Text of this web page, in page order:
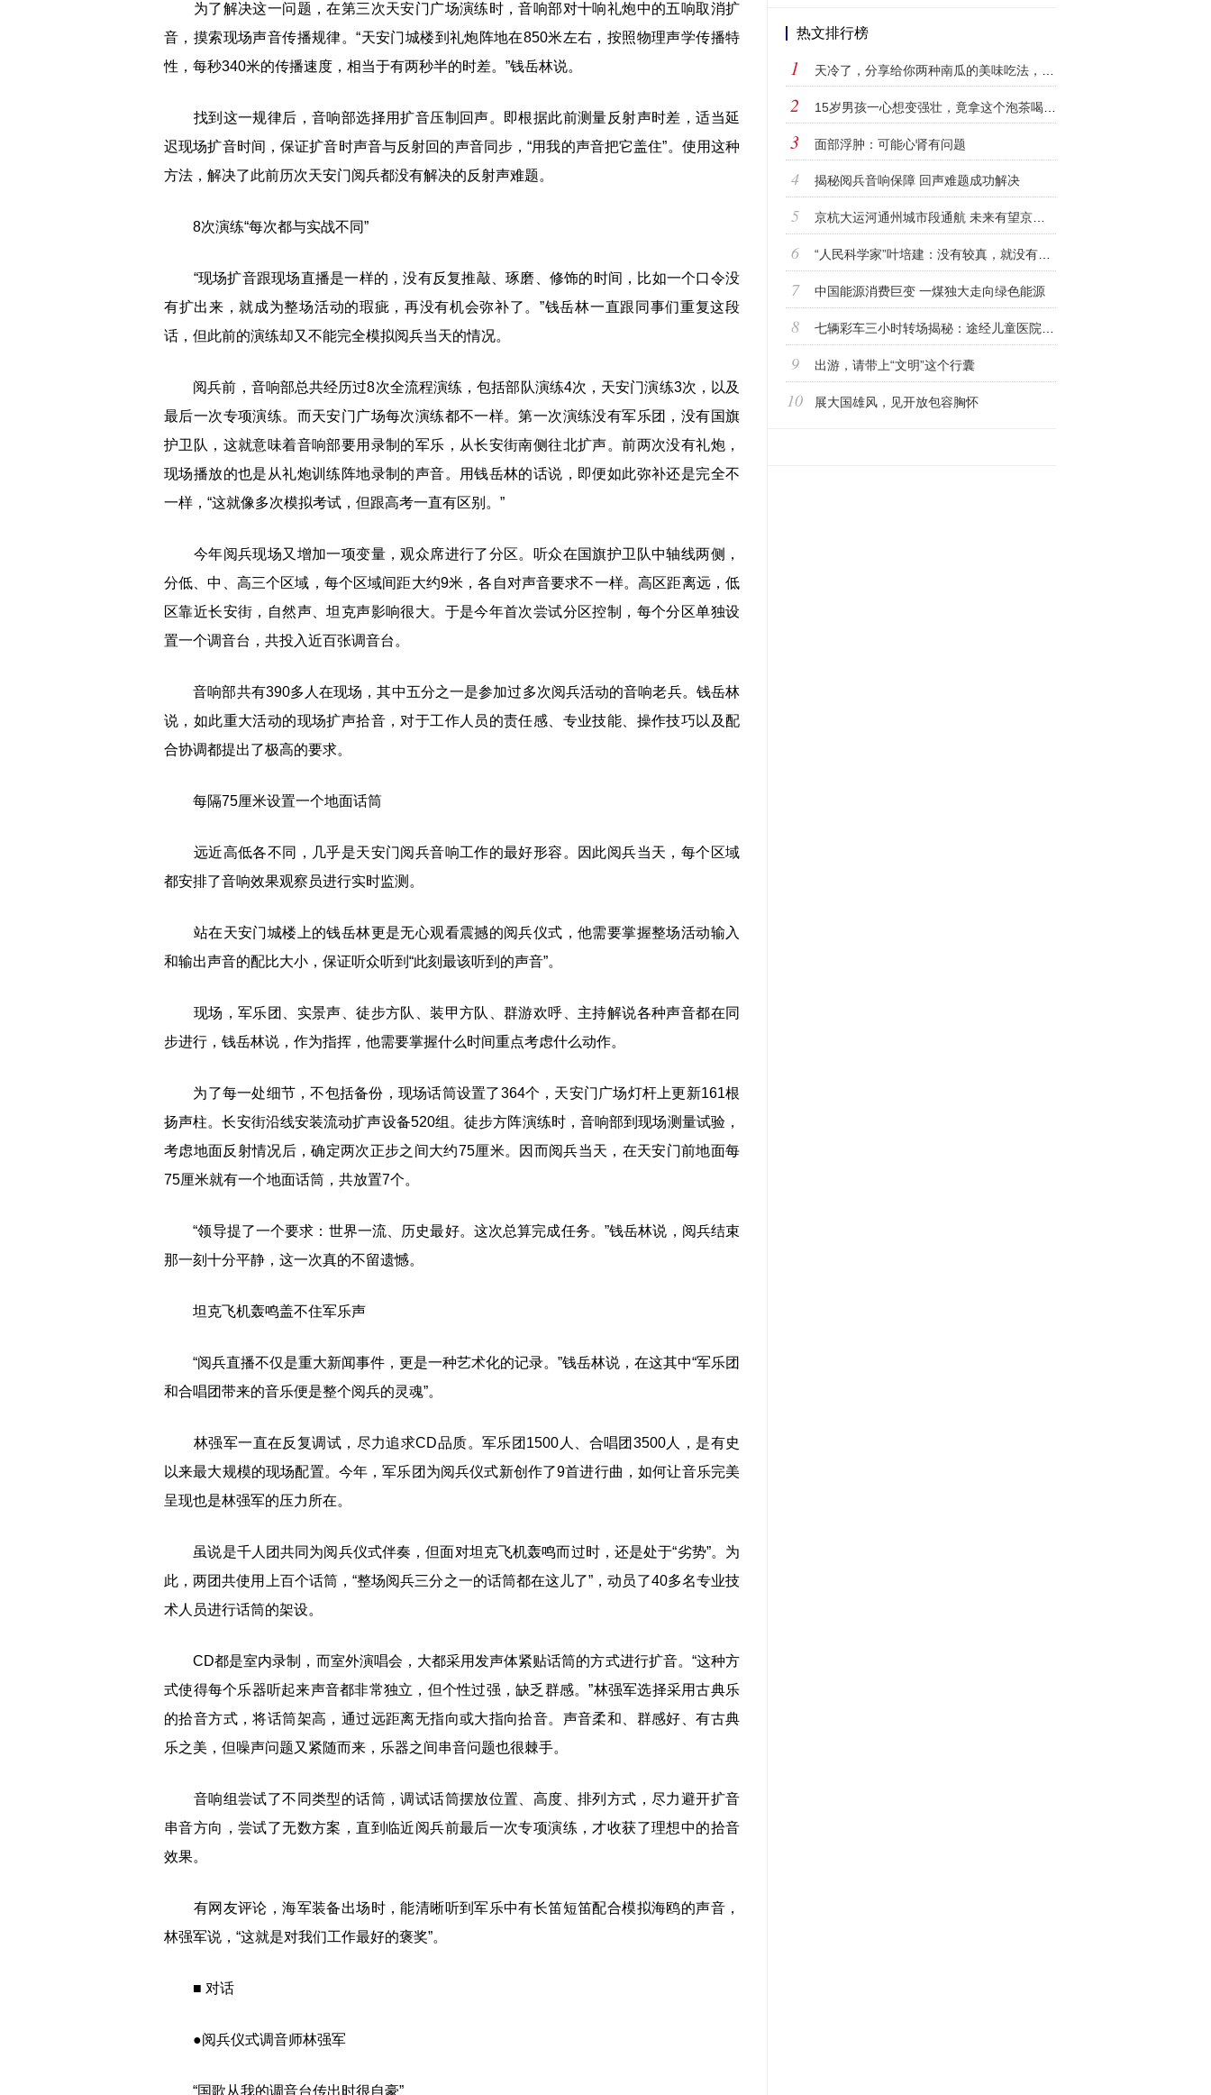
为了解决这一问题，在第三次天安门广场演练时，音响部对十响礼炮中的五响取消扩
音，摸索现场声音传播规律。“天安门城楼到礼炮阵地在850米左右，按照物理声学传播特
性，每秒340米的传播速度，相当于有两秒半的时差。”钱岳林说。
找到这一规律后，音响部选择用扩音压制回声。即根据此前测量反射声时差，适当延
迟现场扩音时间，保证扩音时声音与反射回的声音同步，“用我的声音把它盖住”。使用这种
方法，解决了此前历次天安门阅兵都没有解决的反射声难题。
8次演练“每次都与实战不同”
“现场扩音跟现场直播是一样的，没有反复推敲、琢磨、修饰的时间，比如一个口令没
有扩出来，就成为整场活动的瑕疵，再没有机会弥补了。”钱岳林一直跟同事们重复这段
话，但此前的演练却又不能完全模拟阅兵当天的情况。
阅兵前，音响部总共经历过8次全流程演练，包括部队演练4次，天安门演练3次，以及
最后一次专项演练。而天安门广场每次演练都不一样。第一次演练没有军乐团，没有国旗
护卫队，这就意味着音响部要用录制的军乐，从长安街南侧往北扩声。前两次没有礼炮，
现场播放的也是从礼炮训练阵地录制的声音。用钱岳林的话说，即便如此弥补还是完全不
一样，“这就像多次模拟考试，但跟高考一直有区别。”
今年阅兵现场又增加一项变量，观众席进行了分区。听众在国旗护卫队中轴线两侧，
分低、中、高三个区域，每个区域间距大约9米，各自对声音要求不一样。高区距离远，低
区靠近长安街，自然声、坦克声影响很大。于是今年首次尝试分区控制，每个分区单独设
置一个调音台，共投入近百张调音台。
音响部共有390多人在现场，其中五分之一是参加过多次阅兵活动的音响老兵。钱岳林
说，如此重大活动的现场扩声拾音，对于工作人员的责任感、专业技能、操作技巧以及配
合协调都提出了极高的要求。
每隔75厘米设置一个地面话筒
远近高低各不同，几乎是天安门阅兵音响工作的最好形容。因此阅兵当天，每个区域
都安排了音响效果观察员进行实时监测。
站在天安门城楼上的钱岳林更是无心观看震撼的阅兵仪式，他需要掌握整场活动输入
和输出声音的配比大小，保证听众听到“此刻最该听到的声音”。
现场，军乐团、实景声、徒步方队、装甲方队、群游欢呼、主持解说各种声音都在同
步进行，钱岳林说，作为指挥，他需要掌握什么时间重点考虑什么动作。
为了每一处细节，不包括备份，现场话筒设置了364个，天安门广场灯杆上更新161根
扬声柱。长安街沿线安装流动扩声设备520组。徒步方阵演练时，音响部到现场测量试验，
考虑地面反射情况后，确定两次正步之间大约75厘米。因而阅兵当天，在天安门前地面每
75厘米就有一个地面话筒，共放置7个。
“领导提了一个要求：世界一流、历史最好。这次总算完成任务。”钱岳林说，阅兵结束
那一刻十分平静，这一次真的不留遗憾。
坦克飞机轰鸣盖不住军乐声
“阅兵直播不仅是重大新闻事件，更是一种艺术化的记录。”钱岳林说，在这其中“军乐团
和合唱团带来的音乐便是整个阅兵的灵魂”。
林强军一直在反复调试，尽力追求CD品质。军乐团1500人、合唱团3500人，是有史
以来最大规模的现场配置。今年，军乐团为阅兵仪式新创作了9首进行曲，如何让音乐完美
呈现也是林强军的压力所在。
虽说是千人团共同为阅兵仪式伴奏，但面对坦克飞机轰鸣而过时，还是处于“劣势”。为
此，两团共使用上百个话筒，“整场阅兵三分之一的话筒都在这儿了”，动员了40多名专业技
术人员进行话筒的架设。
CD都是室内录制，而室外演唱会，大都采用发声体紧贴话筒的方式进行扩音。“这种方
式使得每个乐器听起来声音都非常独立，但个性过强，缺乏群感。”林强军选择采用古典乐
的拾音方式，将话筒架高，通过远距离无指向或大指向拾音。声音柔和、群感好、有古典
乐之美，但噪声问题又紧随而来，乐器之间串音问题也很棘手。
音响组尝试了不同类型的话筒，调试话筒摆放位置、高度、排列方式，尽力避开扩音
串音方向，尝试了无数方案，直到临近阅兵前最后一次专项演练，才收获了理想中的拾音
效果。
有网友评论，海军装备出场时，能清晰听到军乐中有长笛短笛配合模拟海鸥的声音，
林强军说，“这就是对我们工作最好的褒奖”。
■ 对话
●阅兵仪式调音师林强军
“国歌从我的调音台传出时很自豪”
热文排行榜
1 天冷了，分享给你两种南瓜的美味吃法，不蒸不炒，
2 15岁男孩一心想变强壮，竟拿这个泡茶喝！专家：一
3 面部浮肿：可能心肾有问题
4 揭秘阅兵音响保障 回声难题成功解决
5 京杭大运河通州城市段通航 未来有望京津冀通航联
6 “人民科学家”叶培建：没有较真，就没有重大成果
7 中国能源消费巨变 一煤独大走向绿色能源
8 七辆彩车三小时转场揭秘：途经儿童医院制订专门方
9 出游，请带上“文明”这个行囊
10 展大国雄风，见开放包容胸怀